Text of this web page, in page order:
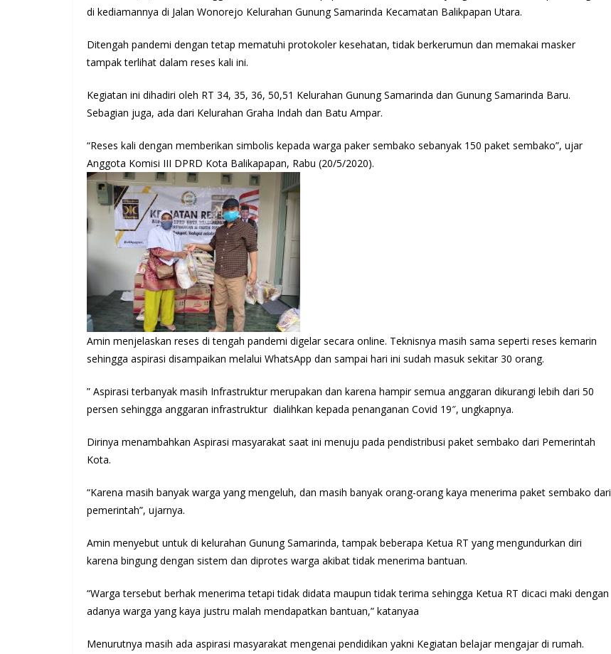
di kediamannya di Jalan Wonorejo Kelurahan Gunung Samarinda Kecamatan Balikpapan Utara.
Ditengah pandemi dengan tetap mematuhi protokoler kesehatan, tidak berkerumun dan memakai masker
tampak terlihat dalam reses kali ini.
Kegiatan ini dihadiri oleh RT 34, 35, 36, 50,51 Kelurahan Gunung Samarinda dan Gunung Samarinda Baru.
Sebagian juga, ada dari Kelurahan Graha Indah dan Batu Ampar.
“Reses kali dengan memberikan simbolis kepada warga paker sembako sebanyak 150 paket sembako”, ujar
Anggota Komisi III DPRD Kota Balikapapan, Rabu (20/5/2020).
Amin menjelaskan reses di tengah pandemi digelar secara online. Teknisnya masih sama seperti reses kemarin
sehingga aspirasi disampaikan melalui WhatsApp dan sampai hari ini sudah masuk sekitar 30 orang.
” Aspirasi terbanyak masih Infrastruktur merupakan dan karena hampir semua anggaran dikurangi lebih dari 50
persen sehingga anggaran infrastruktur dialihkan kepada penanganan Covid 19″, ungkapnya.
Dirinya menambahkan Aspirasi masyarakat saat ini menuju pada pendistribusi paket sembako dari Pemerintah
Kota.
“Karena masih banyak warga yang mengeluh, dan masih banyak orang-orang kaya menerima paket sembako dari
pemerintah”, ujarnya.
Amin menyebut untuk di kelurahan Gunung Samarinda, tampak beberapa Ketua RT yang mengundurkan diri
karena bingung dengan sistem dan diprotes warga akibat tidak menerima bantuan.
“Warga tersebut berhak menerima tetapi tidak didata maupun tidak terima sehingga Ketua RT dicaci maki dengan
adanya warga yang kaya justru malah mendapatkan bantuan,” katanyaa
Menurutnya masih ada aspirasi masyarakat mengenai pendidikan yakni Kegiatan belajar mengajar di rumah.